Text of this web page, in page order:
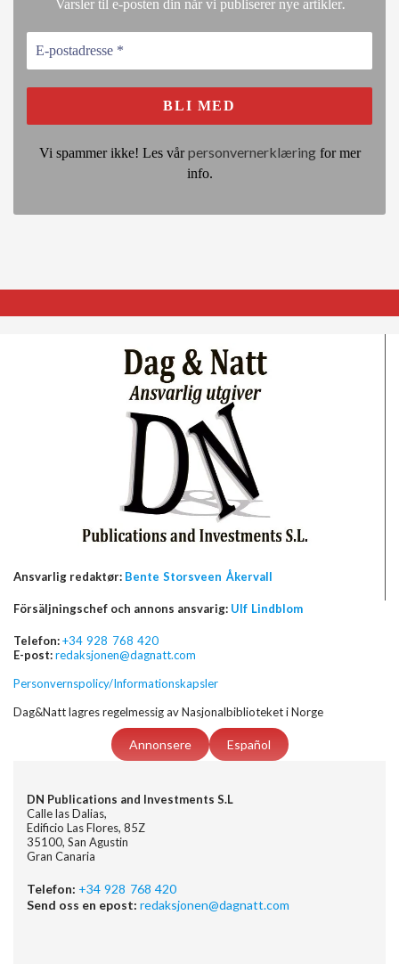
Varsler til e-posten din når vi publiserer nye artikler
Vi spammer ikke! Les vårpersonvernerklæringfor mer
info.
Ansvarlig redaktør: Bente Storsveen Åkervall
Försäljningschef och annons ansvarig: Ulf Lindblom
Telefon:+34 928 768 420
E-post:redaksjonen@dagnatt.com
Personvernspolicy/Informationskapsler
Dag&Natt lagres regelmessig av Nasjonalbiblioteket i Norge
Annonsere Español
DN Publications and Investments S.L
Calle las Dalias,
Edificio Las Flores, 85Z
35100, San Agustin
Gran Canaria
Telefon: +34 928 768 420
Send oss en epost: redaksjonen@dagnatt.com